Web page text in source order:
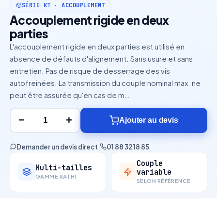
SÉRIE KT · ACCOUPLEMENT
Accouplement rigide en deux
parties
L'accouplement rigide en deux parties est utilisé en
absence de défauts d'alignement. Sans usure et sans
entretien. Pas de risque de desserrage des vis
autofreinées. La transmission du couple nominal max. ne
peut être assurée qu'en cas de m…
− + Ajouter au devis
Demander un devis direct· 01 88 32 18 85
Multi-tailles
GAMME RATHI
Couple
variable
SELON RÉFÉRENCE